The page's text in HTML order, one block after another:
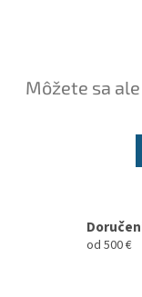
Môžete sa
od 500 €